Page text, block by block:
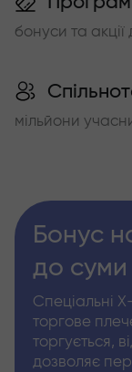
бонуси та акції
мільйони
Бонус
до суми
Спеціальні
торгове
торгується,
дозволяє